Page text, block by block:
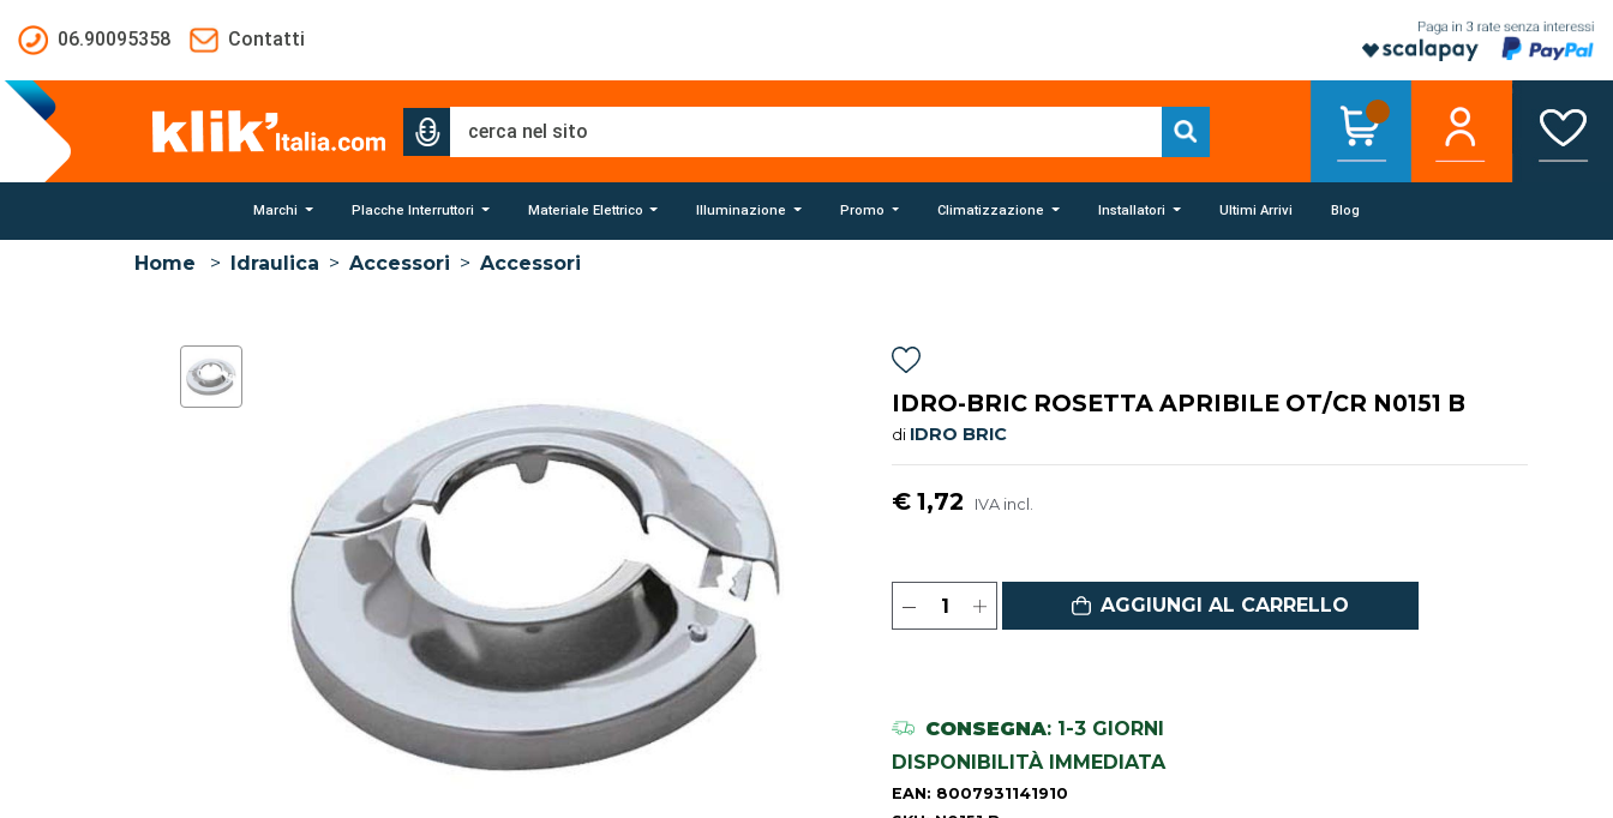
06.90095358
Contatti
Marchi Placche Interruttori Materiale Elettrico Illuminazione Promo Climatizzazione Installatori Ultimi Arrivi Blog
Home > Idraulica > Accessori > Accessori
IDRO-BRIC ROSETTA APRIBILE OT/CR N0151 B
di IDRO BRIC
€ 1,72 IVA incl.
AGGIUNGI AL CARRELLO
CONSEGNA: 1-3 GIORNI
DISPONIBILITÀ IMMEDIATA
EAN: 8007931141910